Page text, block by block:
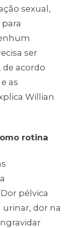
sexual,
ser
acordo
as
Willian
rotina
pélvica
urinar, dor na